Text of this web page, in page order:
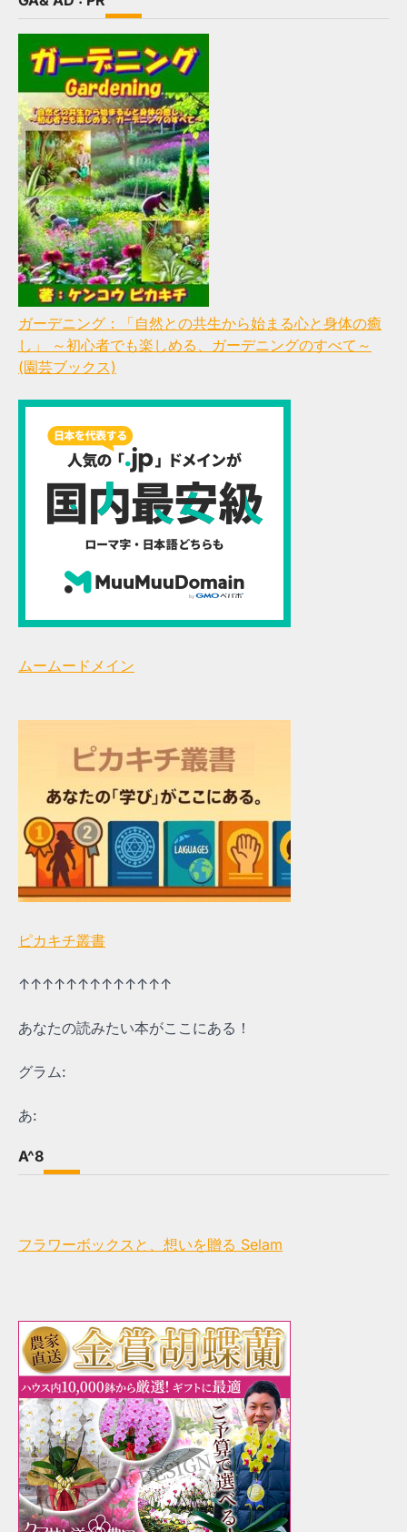
ガーデニング：「自然との共生から始まる心と身体の癒
し」 ～初心者でも楽しめる、ガーデニングのすべて～
(園芸ブックス)
ムームードメイン
ピカキチ叢書
↑↑↑↑↑↑↑↑↑↑↑↑↑
あなたの読みたい本がここにある！
グラム:
あ:
A^8
フラワーボックスと、想いを贈る Selam